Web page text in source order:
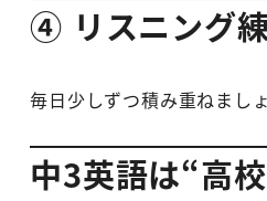
④ リスニング
毎日少しずつ積み重ねましょ
中3英語は“高